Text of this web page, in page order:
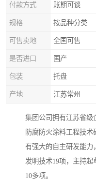
付款方式 账期可谈
规格 按品种分类
可售卖地 全国可售
是否进口 国产
包装 托盘
产地 江苏常州
集团公司拥有江苏省级
防腐防火涂料工程技
有强大的自主研发能力
发明技术19项，主持
10多项。